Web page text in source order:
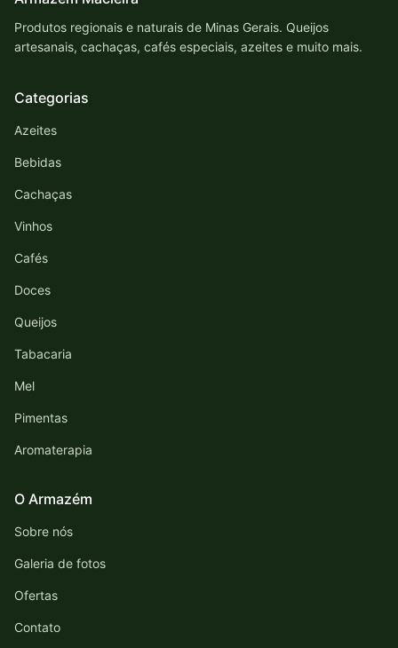
Produtos regionais e naturais de Minas Gerais. Queijos
artesanais, cachaças, cafés especiais, azeites e muito mais.
Categorias
Azeites
Bebidas
Cachaças
Vinhos
Cafés
Doces
Queijos
Tabacaria
Mel
Pimentas
Aromaterapia
O Armazém
Sobre nós
Galeria de fotos
Ofertas
Contato